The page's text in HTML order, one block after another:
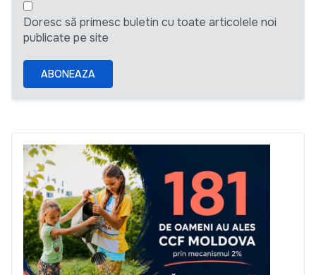
Doresc să primesc buletin cu toate articolele noi
publicate pe site
ABONEAZA